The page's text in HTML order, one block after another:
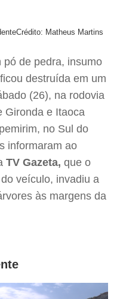
Crédito: Matheus Martins
pó de pedra, insumo
destruída em um
(26), na rodovia
Gironda e Itaoca
no Sul do
informaram ao
TV Gazeta, que o
veículo, invadiu a
às margens da